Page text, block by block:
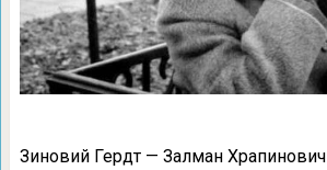
Зиновий Гердт — Залман Храпинович